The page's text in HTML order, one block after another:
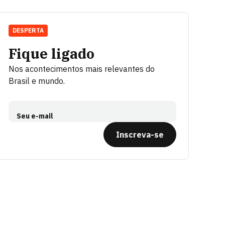
Fique ligado
Nos acontecimentos mais relevantes do
Brasil e mundo.
Seu e-mail
Inscreva-se
DESPERTA